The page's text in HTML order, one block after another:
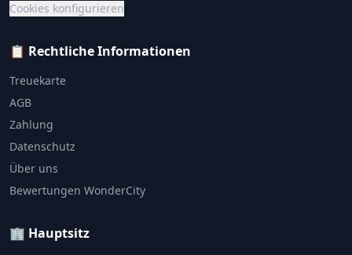
Cookies konfigurieren
📋 Rechtliche Informationen
Treuekarte
AGB
Zahlung
Datenschutz
Über uns
Bewertungen WonderCity
🏢 Hauptsitz